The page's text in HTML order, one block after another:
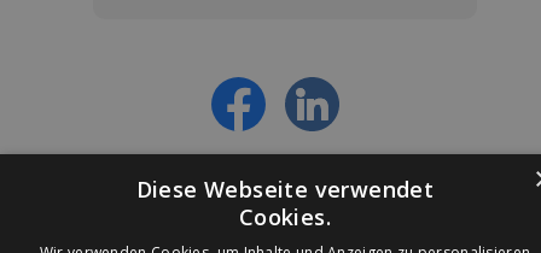
Diese Webseite verwendet
Cookies.